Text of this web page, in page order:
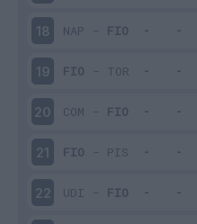
18 NAP - FIO
19 FIO - TOR
20 COM - FIO
21 FIO - PIS
22 UDI - FIO